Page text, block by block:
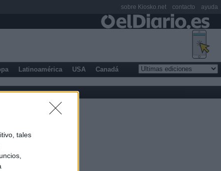
tales
Latinoamérica USA Canadá
sobre Kiosko.net contacto ayuda